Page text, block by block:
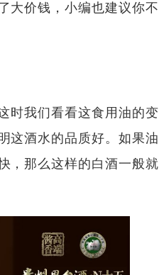
大价钱，小编也建议你不
时我们看看这食用油的变
这酒水的品质好。如果油
，那么这样的白酒一般就